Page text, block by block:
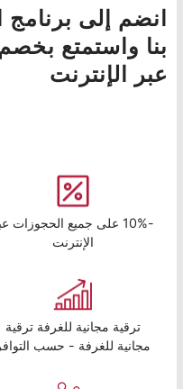
انضم إلى برنامج
بنا واستمتع بخصم
عبر الإنترنت
-10% على جميع الحجوزات
الإنترنت
ترقية مجانية للغرفة ترقية
مجانية للغرفة - حسب التوافر